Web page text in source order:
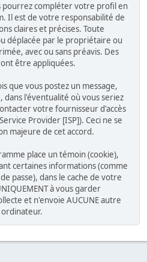
pourrez compléter votre profil en
Il est de votre responsabilité de
claires et précises. Toute
déplacée par le propriétaire ou
avec ou sans préavis. Des
être appliquées.
que vous postez un message,
dans l'éventualité où vous seriez
votre fournisseur d'accès
Provider [ISP]). Ceci ne se
majeure de cet accord.
place un témoin (cookie),
certaines informations (comme
passe), dans le cache de votre
à vous garder
et n'envoie AUCUNE autre